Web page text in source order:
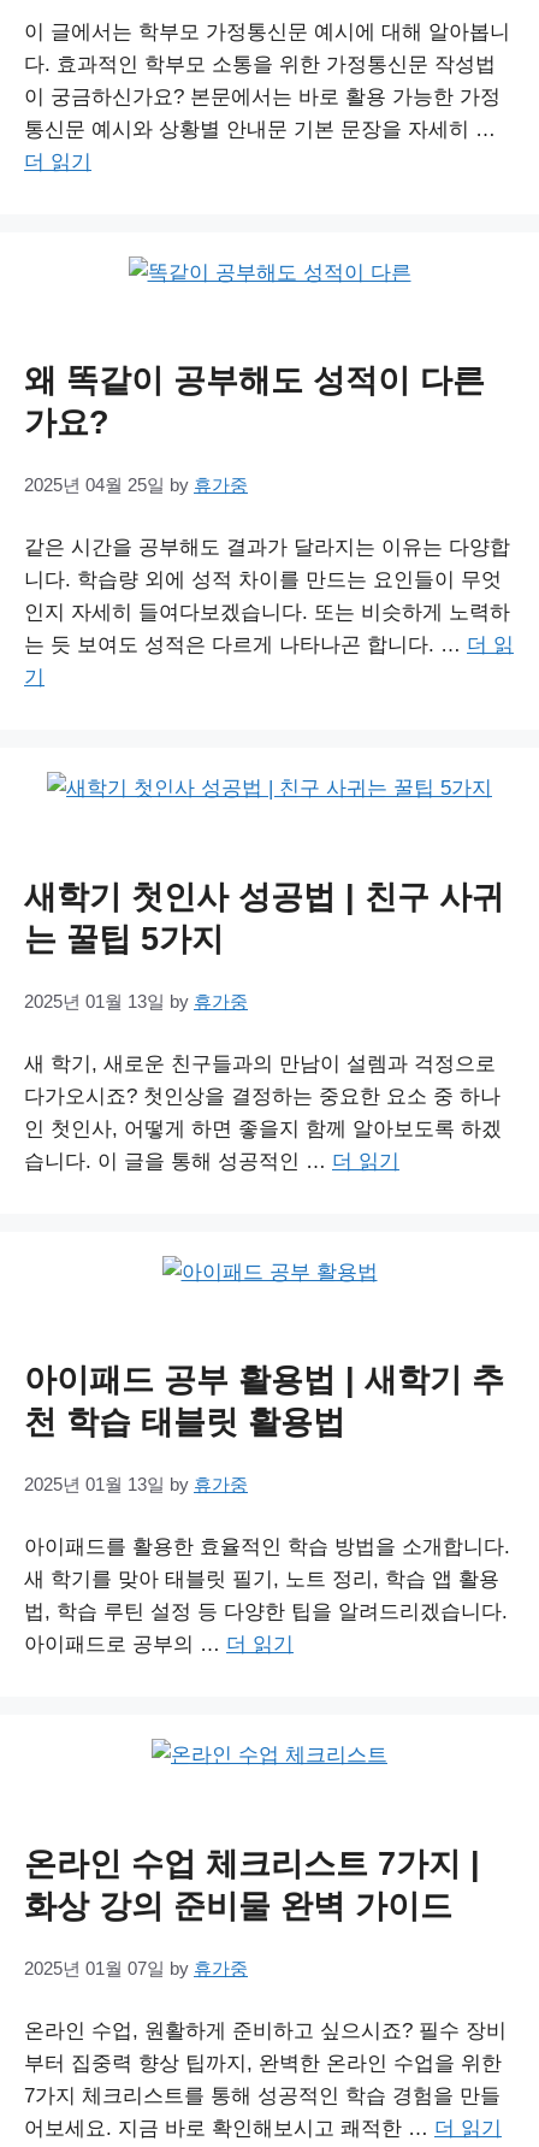
이 글에서는 학부모 가정통신문 예시에 대해 알아봅니
다. 효과적인 학부모 소통을 위한 가정통신문 작성법
이 궁금하신가요? 본문에서는 바로 활용 가능한 가정
통신문 예시와 상황별 안내문 기본 문장을 자세히 …
더 읽기
왜 똑같이 공부해도 성적이 다른
가요?
2025년 04월 25일 by 휴가중
같은 시간을 공부해도 결과가 달라지는 이유는 다양합
니다. 학습량 외에 성적 차이를 만드는 요인들이 무엇
인지 자세히 들여다보겠습니다. 또는 비슷하게 노력하
는 듯 보여도 성적은 다르게 나타나곤 합니다. … 더 읽
기
새학기 첫인사 성공법 | 친구 사귀
는 꿀팁 5가지
2025년 01월 13일 by 휴가중
새 학기, 새로운 친구들과의 만남이 설렘과 걱정으로
다가오시죠? 첫인상을 결정하는 중요한 요소 중 하나
인 첫인사, 어떻게 하면 좋을지 함께 알아보도록 하겠
습니다. 이 글을 통해 성공적인 … 더 읽기
아이패드 공부 활용법 | 새학기 추
천 학습 태블릿 활용법
2025년 01월 13일 by 휴가중
아이패드를 활용한 효율적인 학습 방법을 소개합니다.
새 학기를 맞아 태블릿 필기, 노트 정리, 학습 앱 활용
법, 학습 루틴 설정 등 다양한 팁을 알려드리겠습니다.
아이패드로 공부의 … 더 읽기
온라인 수업 체크리스트 7가지 |
화상 강의 준비물 완벽 가이드
2025년 01월 07일 by 휴가중
온라인 수업, 원활하게 준비하고 싶으시죠? 필수 장비
부터 집중력 향상 팁까지, 완벽한 온라인 수업을 위한
7가지 체크리스트를 통해 성공적인 학습 경험을 만들
어보세요. 지금 바로 확인해보시고 쾌적한 … 더 읽기